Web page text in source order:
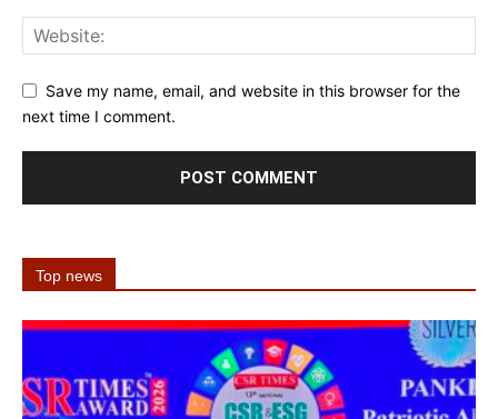
Save my name, email, and website in this browser for the
next time I comment.
Top news